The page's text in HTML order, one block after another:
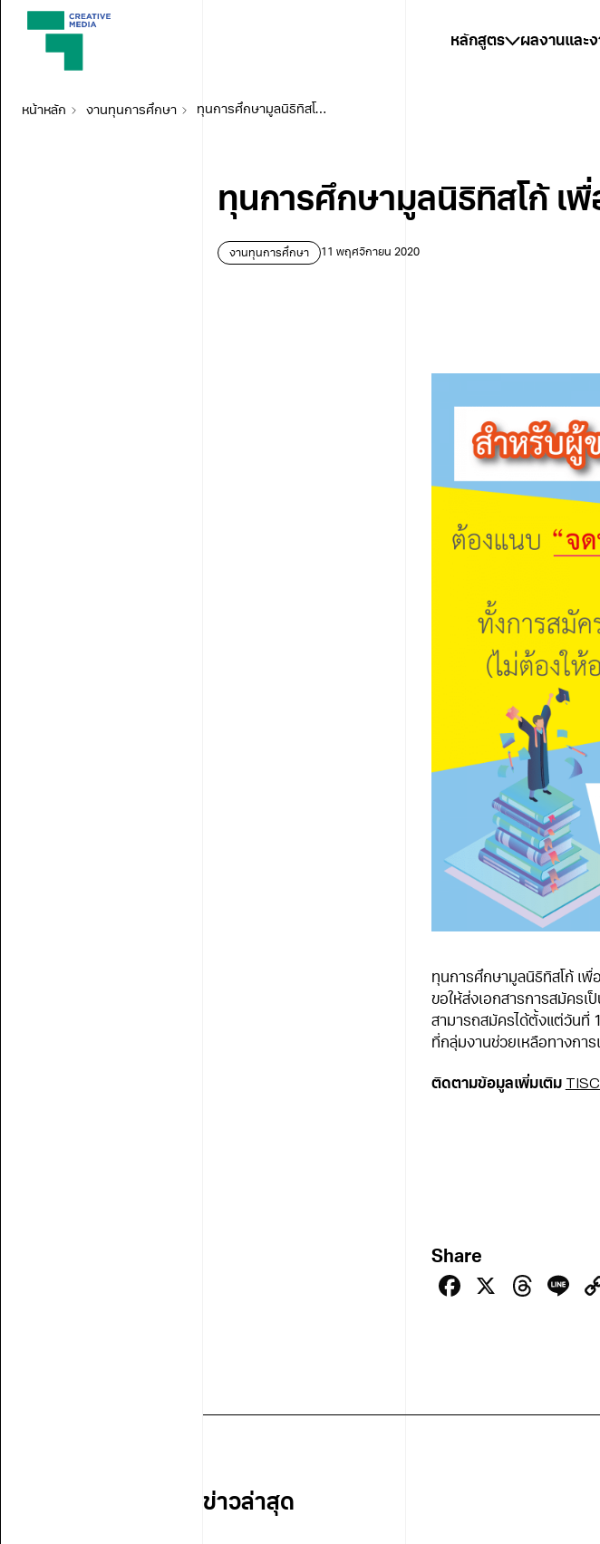
หลักสูตร ผลงานและ
หน้าหลัก งานทุนการศึกษา ทุนการศึกษามูลนิธิทิสโก้ เพื่อการกุศล ประจำปี 2564
ทุนการศึกษามูลนิธิทิสโก้ เ
งานทุนการศึกษา 11 พฤศจิกายน 2020
ทุนการศึกษามูลนิธิทิสโก้ เพื่
ขอให้ส่งเอกสารการสมัครเ
สามารถสมัครได้ตั้งแต่วันที่
ที่กลุ่มงานช่วยเหลือทางกา
ติดตามข้อมูลเพิ่มเติม
Share
Facebook
X
ข่าวล่าสุด